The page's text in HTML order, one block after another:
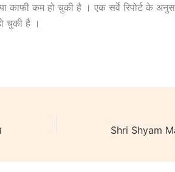
काफी कम हो चुकी है । एक सर्वे रिपोर्ट के
चुकी है ।